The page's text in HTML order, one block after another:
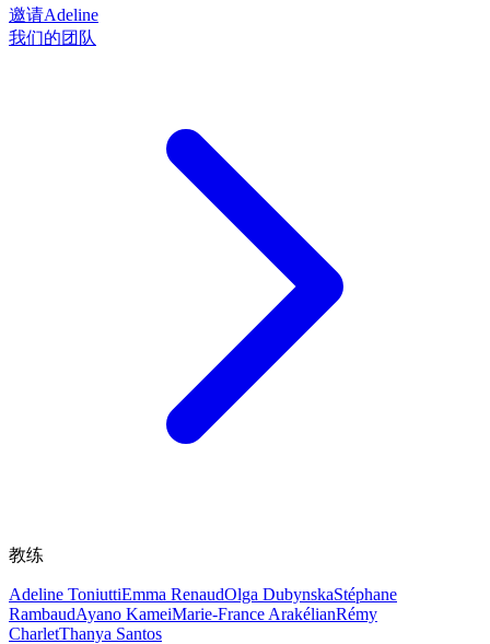
邀请Adeline
我们的团队
教练
Adeline ToniuttiEmma RenaudOlga DubynskaStéphane
RambaudAyano KameiMarie-France ArakélianRémy
CharletThanya Santos